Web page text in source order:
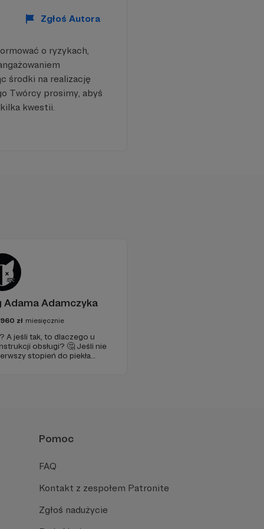
Zgłoś Autora
o ryzykach,
środki na realizację
Twórcy prosimy, abyś
kilka kwestii.
Adama Adamczyka
zł miesięcznie
A jeśli tak, to dlaczego u
obsługi? 🤔 Jeśli nie
stopień do piekła
Pomoc
FAQ
Kontakt z zespołem Patronite
Zgłoś nadużycie